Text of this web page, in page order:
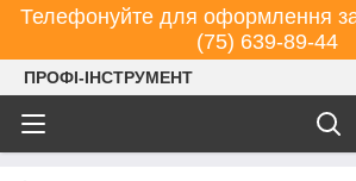
Телефонуйте для оформлення
(75) 639-89-44
ПРОФІ-ІНСТРУМЕНТ